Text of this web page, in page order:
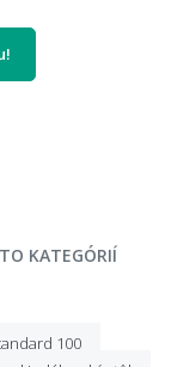
KATEGÓRIÍ
100